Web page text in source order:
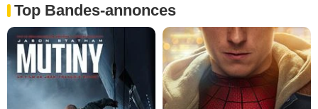
Top Bandes-annonces